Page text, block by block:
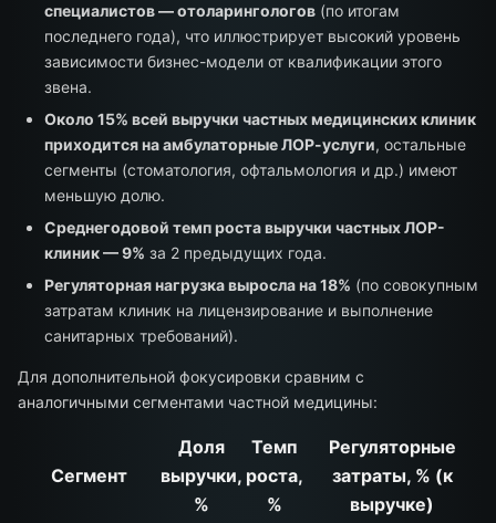
специалистов — отоларингологов (по итогам
последнего года), что иллюстрирует высокий уровень
зависимости бизнес-модели от квалификации этого
звена.
Около 15% всей выручки частных медицинских клиник
приходится на амбулаторные ЛОР-услуги, остальные
сегменты (стоматология, офтальмология и др.) имеют
меньшую долю.
Среднегодовой темп роста выручки частных ЛОР-
клиник — 9% за 2 предыдущих года.
Регуляторная нагрузка выросла на 18% (по совокупным
затратам клиник на лицензирование и выполнение
санитарных требований).
Для дополнительной фокусировки сравним с
аналогичными сегментами частной медицины:
Сегмент
Доля
выручки,
%
Темп
роста,
%
Регуляторные
затраты, % (к
выручке)